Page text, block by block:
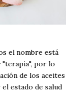
el nombre está
"terapia", por lo
de los aceites
estado de salud